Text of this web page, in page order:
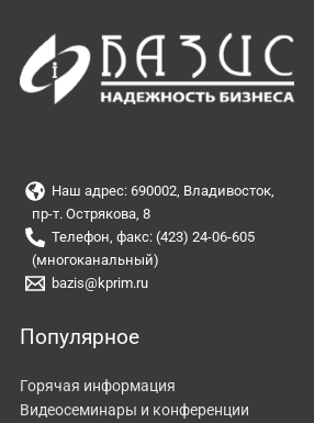
Наш адрес: 690002, Владивосток,
пр-т. Острякова, 8
Телефон, факс: (423) 24-06-605
(многоканальный)
bazis@kprim.ru
Популярное
Горячая информация
Видеосеминары и конференции